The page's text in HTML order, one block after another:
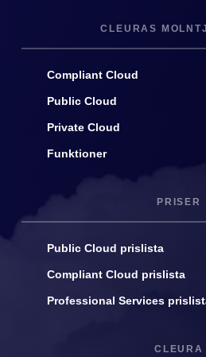
CLEURAS
Compliant Cloud
Public Cloud
Private Cloud
Funktioner
PRISER
Public Cloud prislista
Compliant Cloud prislista
Professional Services
CLEURA